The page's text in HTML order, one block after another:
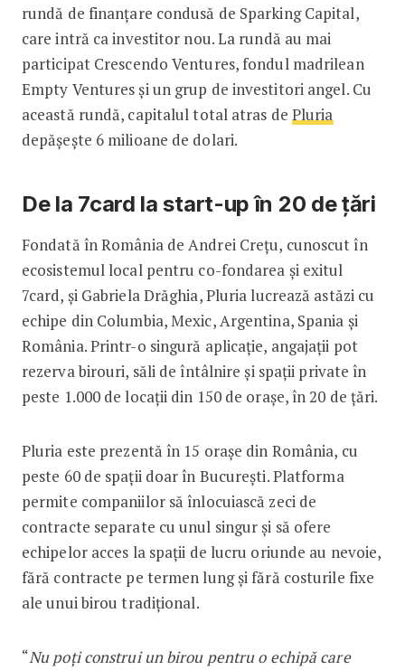
rundă de finanțare condusă de Sparking Capital,
care intră ca investitor nou. La rundă au mai
participat Crescendo Ventures, fondul madrilean
Empty Ventures şi un grup de investitori angel. Cu
această rundă, capitalul total atras de Pluria
depăşeşte 6 milioane de dolari.
De la 7card la start-up în 20 de țări
Fondată în România de Andrei Crețu, cunoscut în
ecosistemul local pentru co-fondarea şi exitul
7card, și Gabriela Drăghia, Pluria lucrează astăzi cu
echipe din Columbia, Mexic, Argentina, Spania şi
România. Printr-o singură aplicație, angajații pot
rezerva birouri, săli de întâlnire şi spații private în
peste 1.000 de locații din 150 de oraşe, în 20 de țări.
Pluria este prezentă în 15 orașe din România, cu
peste 60 de spații doar în București. Platforma
permite companiilor să înlocuiască zeci de
contracte separate cu unul singur şi să ofere
echipelor acces la spații de lucru oriunde au nevoie,
fără contracte pe termen lung şi fără costurile fixe
ale unui birou tradițional.
“Nu poți construi un birou pentru o echipă care